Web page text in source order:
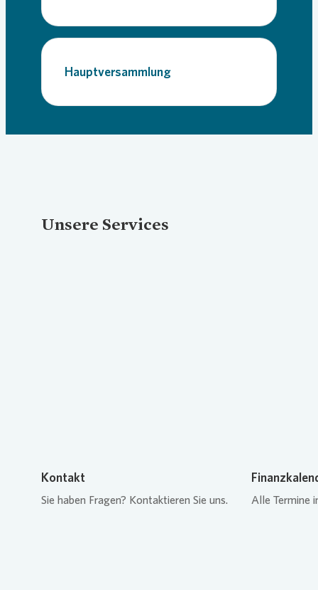
Hauptversammlung
Unsere Services
Kontakt
Sie haben Fragen? Kontaktieren Sie uns. Alle Termine